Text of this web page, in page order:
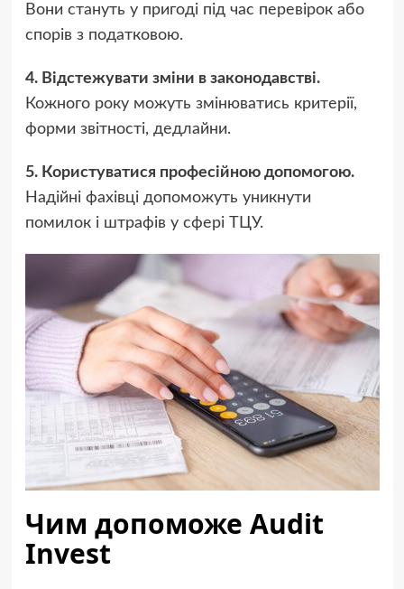
Вони стануть у пригоді під час перевірок або
спорів з податковою.
4. Відстежувати зміни в законодавстві.
Кожного року можуть змінюватись критерії,
форми звітності, дедлайни.
5. Користуватися професійною допомогою.
Надійні фахівці допоможуть уникнути
помилок і штрафів у сфері ТЦУ.
Чим допоможе Audit
Invest